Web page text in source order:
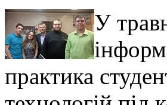
У
практика